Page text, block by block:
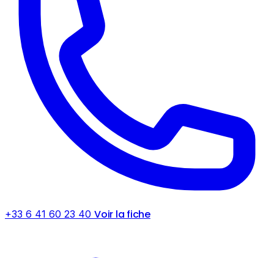
+33 6 41 60 23 40 Voir la fiche